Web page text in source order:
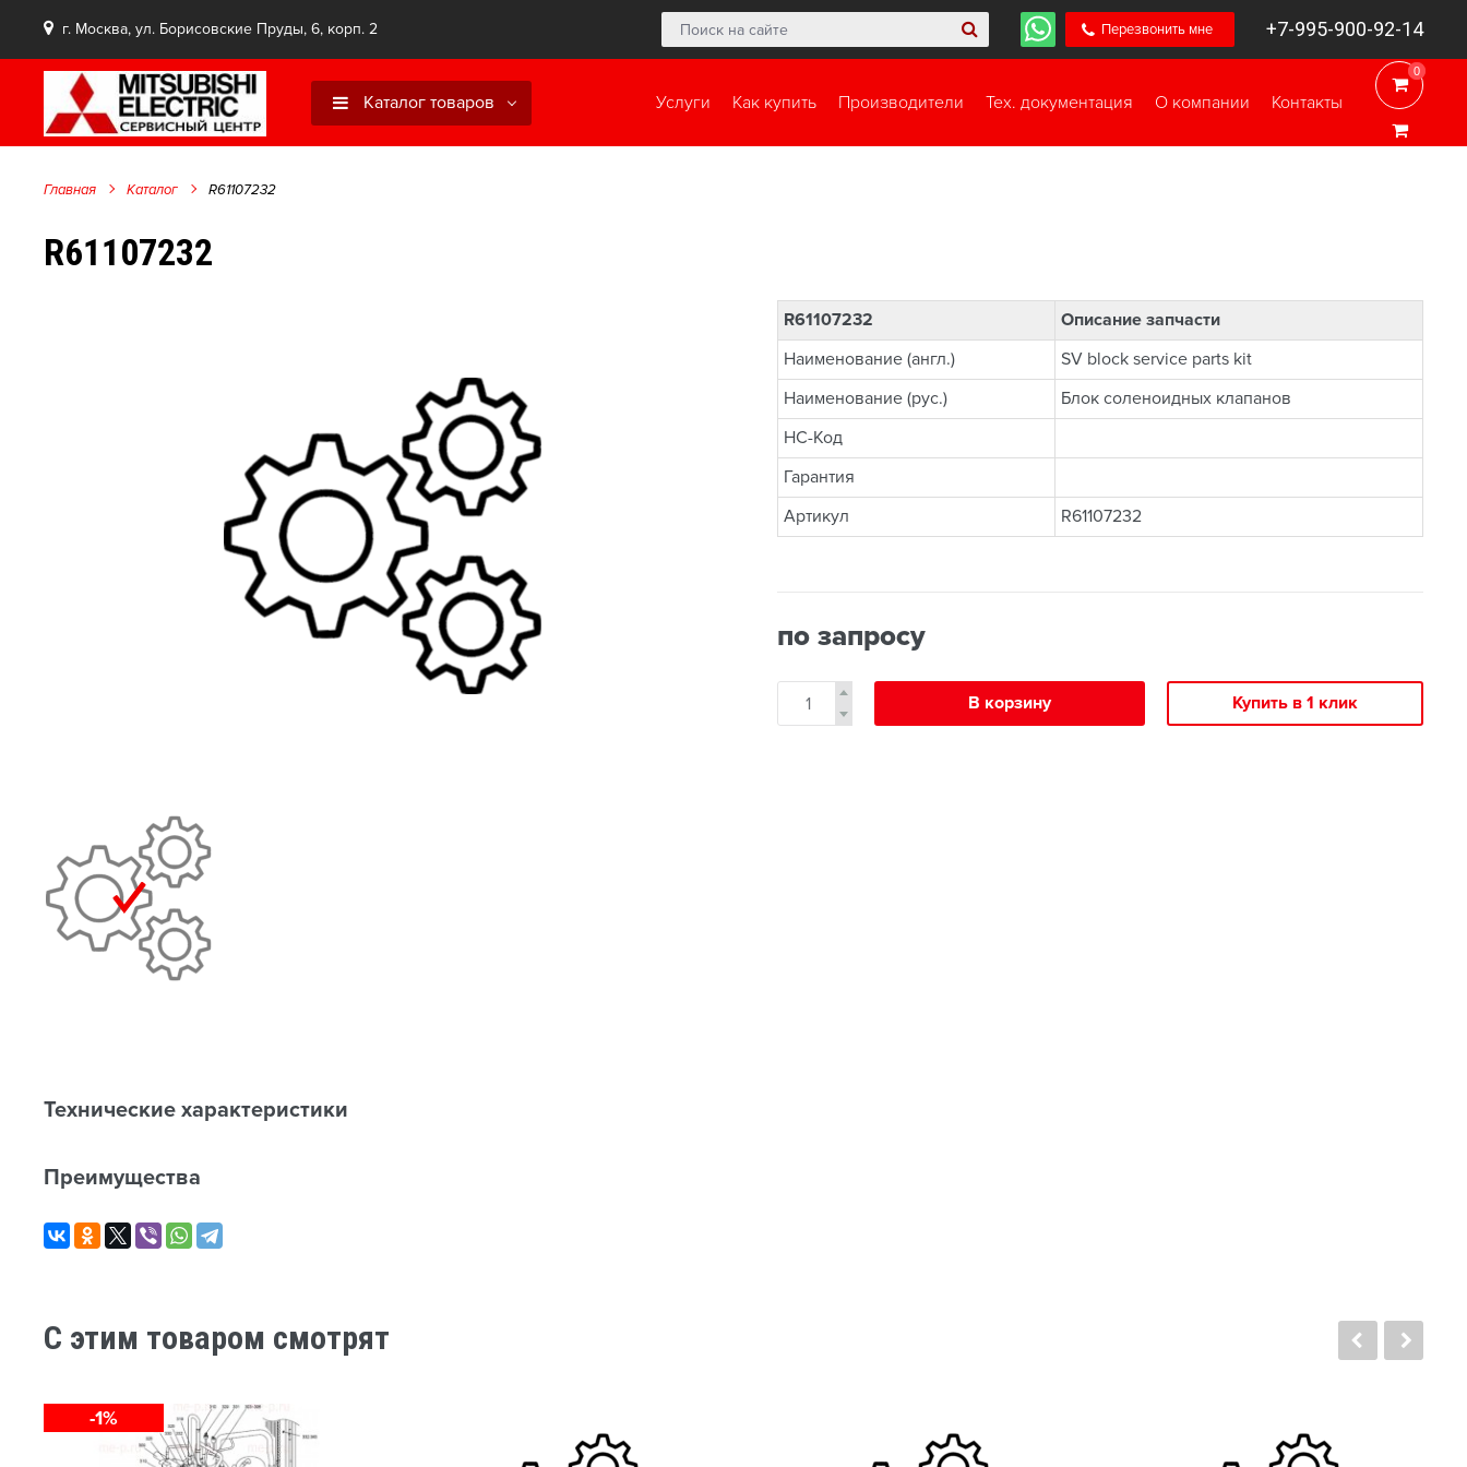
г. Москва, ул. Борисовские Пруды, 6, корп. 2 Перезвонить мне +7-995-900-92-14
0
0
Услуги Как купить Производители Тех. документация О компании Контакты
Каталог товаров
Главная Каталог R61107232
R61107232
R61107232
Описание запчасти
Наименование (англ.)
SV block service parts kit
Наименование (рус.)
Блок соленоидных клапанов
НС-Код
Гарантия
Артикул
R61107232
по запросу
В корзину Купить в 1 клик
Технические характеристики
Преимущества
C этим товаром смотрят
-1%